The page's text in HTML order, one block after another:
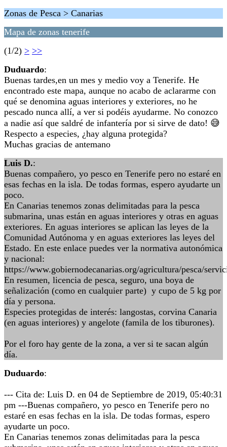
Zonas de Pesca > Canarias
Mapa de zonas tenerife
(1/2) > >>
Duduardo:
Buenas tardes,en un mes y medio voy a Tenerife. He
encontrado este mapa, aunque no acabo de aclararme con
qué se denomina aguas interiores y exteriores, no he
pescado nunca allí, a ver si podéis ayudarme. No conozco
a nadie así que saldré de infantería por si sirve de dato! 😅
Respecto a especies, ¿hay alguna protegida?
Muchas gracias de antemano
Luis D.:
Buenas compañero, yo pesco en Tenerife pero no estaré en
esas fechas en la isla. De todas formas, espero ayudarte un
poco.
En Canarias tenemos zonas delimitadas para la pesca
submarina, unas están en aguas interiores y otras en aguas
exteriores. En aguas interiores se aplican las leyes de la
Comunidad Autónoma y en aguas exteriores las leyes del
Estado. En este enlace puedes ver la normativa autonómica
y nacional:
https://www.gobiernodecanarias.org/agricultura/pesca/
En resumen, licencia de pesca, seguro, una boya de
señalización (como en cualquier parte) y cupo de 5 kg por
día y persona.
Especies protegidas de interés: langostas, corvina Canaria
(en aguas interiores) y angelote (famila de los tiburones).
Por el foro hay gente de la zona, a ver si te sacan algún
día.
Duduardo:
--- Cita de: Luis D. en 04 de Septiembre de 2019, 05:40:31
pm ---Buenas compañero, yo pesco en Tenerife pero no
estaré en esas fechas en la isla. De todas formas, espero
ayudarte un poco.
En Canarias tenemos zonas delimitadas para la pesca